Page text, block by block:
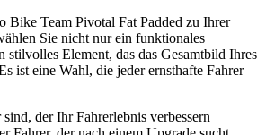
Bike Team Pivotal Fat Padded zu Ihrer
Sie nicht nur ein funktionales
stilvolles Element, das das Gesamtbild Ihres
ist eine Wahl, die jeder ernsthafte Fahrer
der Ihr Fahrerlebnis verbessern